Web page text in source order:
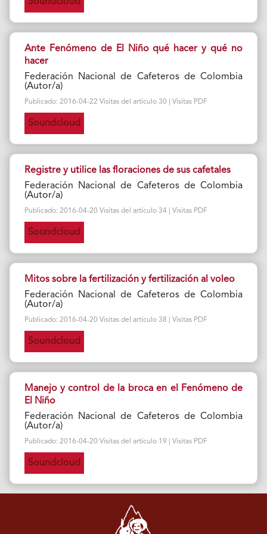
Ante Fenómeno de El Niño qué hacer y qué no
hacer
Federación Nacional de Cafeteros de Colombia
(Autor/a)
Publicado: 2016-04-22 Visitas del artículo 30 | Visitas PDF
Soundcloud
Registre y utilice las floraciones de sus cafetales
Federación Nacional de Cafeteros de Colombia
(Autor/a)
Publicado: 2016-04-20 Visitas del artículo 34 | Visitas PDF
Soundcloud
Mitos sobre la fertilización y fertilización al voleo
Federación Nacional de Cafeteros de Colombia
(Autor/a)
Publicado: 2016-04-20 Visitas del artículo 38 | Visitas PDF
Soundcloud
Manejo y control de la broca en el Fenómeno de
El Niño
Federación Nacional de Cafeteros de Colombia
(Autor/a)
Publicado: 2016-04-20 Visitas del artículo 19 | Visitas PDF
Soundcloud